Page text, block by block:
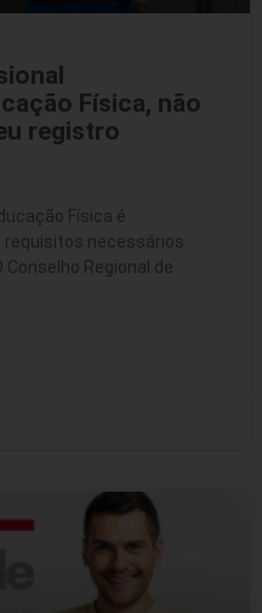
Física, não
registro
Física é
necessários
Regional de